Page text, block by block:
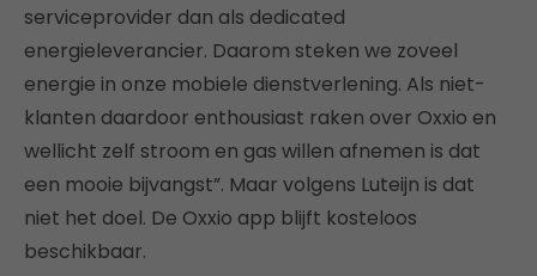
serviceprovider dan als dedicated
energieleverancier. Daarom steken we zoveel
energie in onze mobiele dienstverlening. Als niet-
klanten daardoor enthousiast raken over Oxxio en
wellicht zelf stroom en gas willen afnemen is dat
een mooie bijvangst”. Maar volgens Luteijn is dat
niet het doel. De Oxxio app blijft kosteloos
beschikbaar.